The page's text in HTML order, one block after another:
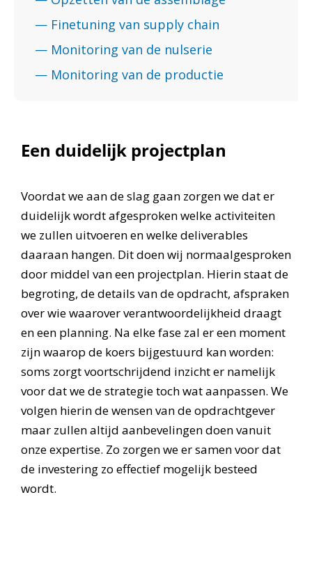
— Finetuning van supply chain
— Monitoring van de nulserie
— Monitoring van de productie
Een duidelijk projectplan
Voordat we aan de slag gaan zorgen we dat er
duidelijk wordt afgesproken welke activiteiten
we zullen uitvoeren en welke deliverables
daaraan hangen. Dit doen wij normaalgesproken
door middel van een projectplan. Hierin staat de
begroting, de details van de opdracht, afspraken
over wie waarover verantwoordelijkheid draagt
en een planning. Na elke fase zal er een moment
zijn waarop de koers bijgestuurd kan worden:
soms zorgt voortschrijdend inzicht er namelijk
voor dat we de strategie toch wat aanpassen. We
volgen hierin de wensen van de opdrachtgever
maar zullen altijd aanbevelingen doen vanuit
onze expertise. Zo zorgen we er samen voor dat
de investering zo effectief mogelijk besteed
wordt.